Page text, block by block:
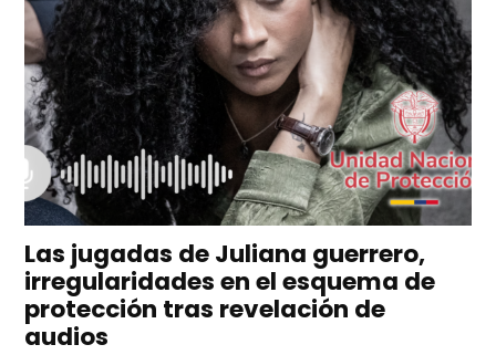
Las jugadas de Juliana guerrero,
irregularidades en el esquema de
protección tras revelación de
audios